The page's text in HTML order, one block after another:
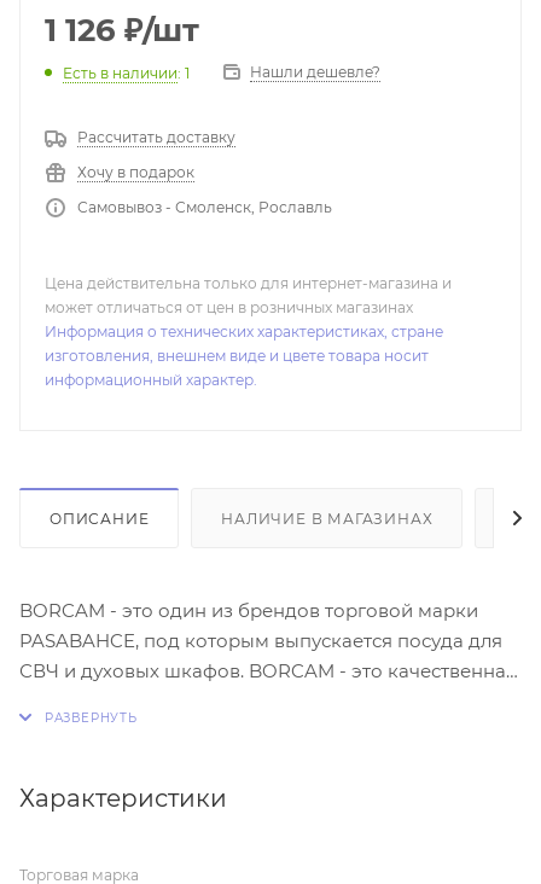
1 126 ₽/шт
Есть в наличии: 1 Нашли дешевле?
Рассчитать доставку
Хочу в подарок
Самовывоз - Смоленск, Рославль
Цена действительна только для интернет-магазина и
может отличаться от цен в розничных магазинах
Информация о технических характеристиках, стране
изготовления, внешнем виде и цвете товара носит
информационный характер.
ОПИСАНИЕ НАЛИЧИЕ В МАГАЗИНАХ
BORCAM - это один из брендов торговой марки
PASABAHCE, под которым выпускается посуда для
СВЧ и духовых шкафов. BORCAM - это качественная
подходит для приготовления пищи в духовых
Характеристики
Торговая марка